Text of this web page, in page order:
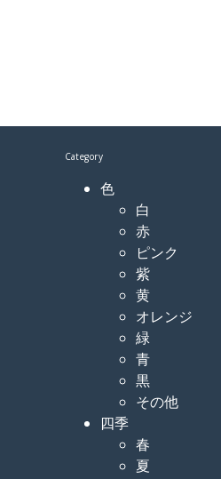
Category
色
白
赤
ピンク
紫
黄
オレンジ
緑
青
黒
その他
四季
春
夏